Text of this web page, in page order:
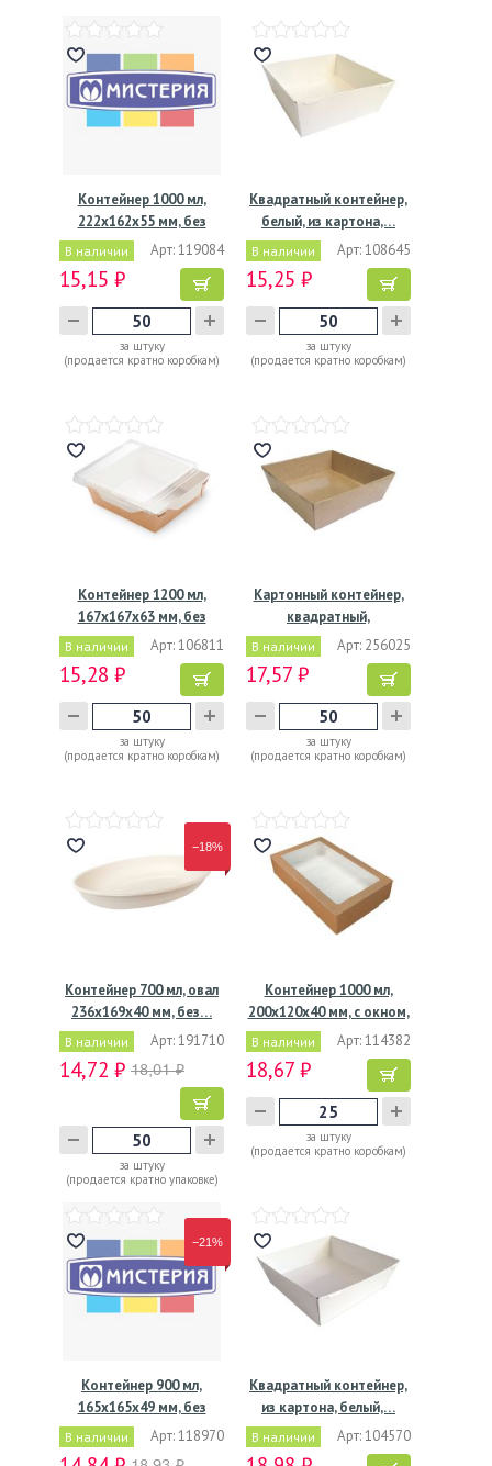
Контейнер 1000 мл,
222х162х55 мм, без
окна,…
В наличии Арт: 119084
15,15 ₽
за штуку
(продается кратно коробкам)
Квадратный контейнер,
белый, из картона,…
В наличии Арт: 108645
15,25 ₽
за штуку
(продается кратно коробкам)
Контейнер 1200 мл,
167х167х63 мм, без
окна,…
В наличии Арт: 106811
15,28 ₽
за штуку
(продается кратно коробкам)
Картонный контейнер,
квадратный,
коричневый,…
В наличии Арт: 256025
17,57 ₽
за штуку
(продается кратно коробкам)
−18%
Контейнер 700 мл, овал
236х169х40 мм, без…
В наличии Арт: 191710
14,72 ₽ 18,01 ₽
за штуку
(продается кратно упаковке)
Контейнер 1000 мл,
200х120х40 мм, с окном,
В наличии Арт: 114382
18,67 ₽
за штуку
(продается кратно коробкам)
−21%
Контейнер 900 мл,
165х165х49 мм, без
окна,…
В наличии Арт: 118970
Квадратный контейнер,
из картона, белый,…
В наличии Арт: 104570